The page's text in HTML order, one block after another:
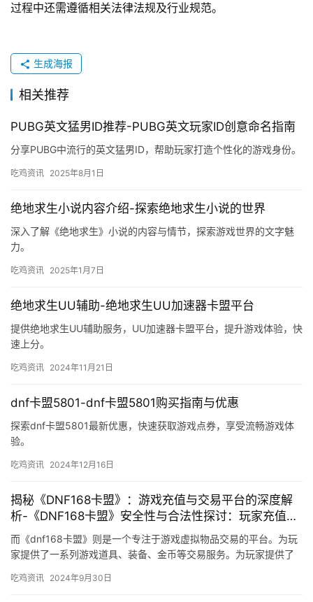
过程中还需遵循相关法律法规及行业规范。
生成海报
相关推荐
PUBG英文猛男ID推荐-PUBG英文玩家ID创意命名指南
分享PUBG中流行的英文猛男ID，帮助玩家打造个性化的游戏身份。
吃鸡资讯 2025年8月1日
绝地求生小说内容介绍-探索绝地求生小说的世界
深入了解《绝地求生》小说的内容与情节，探索游戏世界的文字魅
力。
吃鸡资讯 2025年1月7日
绝地求生UU辅助-绝地求生UU加速器卡盟平台
提供绝地求生UU辅助服务，UU加速器卡盟平台，提升游戏体验，快
速上分。
吃鸡资讯 2024年11月21日
dnf卡盟5801-dnf卡盟5801购买指南与优惠
探索dnf卡盟5801最新优惠，快速获取游戏点券，享受流畅游戏体
验。
吃鸡资讯 2024年12月16日
揭秘《DNF168卡盟》：游戏充值与交易平台的深度解
析-《DNF168卡盟》安全性与合法性探讨：玩家充值新
选择
而《dnf168卡盟》则是一个专注于游戏虚拟物品交易的平台。为玩
家提供了一系列游戏道具、装备、金币等交易服务。为玩家提供了
吃鸡资讯 2024年9月30日